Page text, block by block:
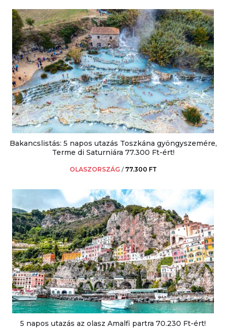
Bakancslistás: 5 napos utazás Toszkána gyöngyszemére,
Terme di Saturniára 77.300 Ft-ért!
OLASZORSZÁG / 77.300 FT
5 napos utazás az olasz Amalfi partra 70.230 Ft-ért!